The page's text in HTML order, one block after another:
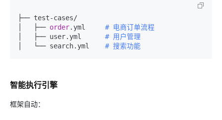
├── test-cases/
│   ├── order.yml # 电商订单流程
│   ├── user.yml # 用户管理
│   └── search.yml # 搜索功能
智能执行引擎
框架自动：